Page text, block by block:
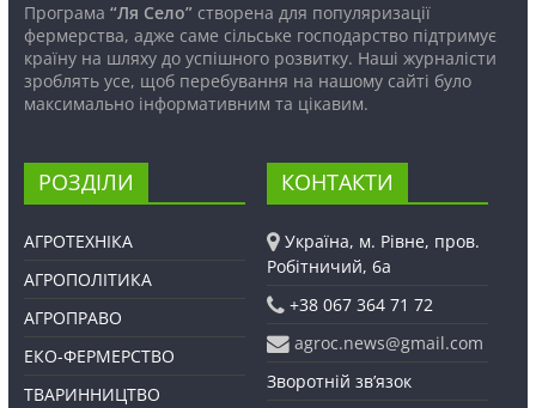
Програма “Ля Село”створена для популяризації
фермерства, адже саме сільське господарство підтримує
країну на шляху до успішного розвитку. Наші журналісти
зроблять усе, щоб перебування на нашому сайті було
максимально інформативним та цікавим.
РОЗДІЛИ
АГРОТЕХНІКА
АГРОПОЛІТИКА
АГРОПРАВО
ЕКО-ФЕРМЕРСТВО
ТВАРИННИЦТВО
КОНТАКТИ
Україна, м. Рівне, пров.
Робітничий, 6а
+38 067 364 71 72
agroc.news@gmail.com
Зворотній зв’язок